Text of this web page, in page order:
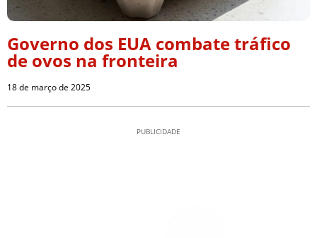
Governo dos EUA combate tráfico
de ovos na fronteira
18 de março de 2025
PUBLICIDADE